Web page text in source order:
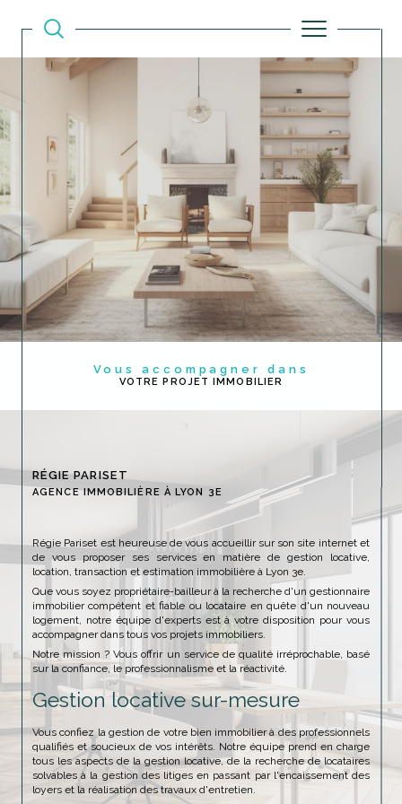
Vous accompagner dans
VOTRE PROJET IMMOBILIER
RÉGIE PARISET
AGENCE IMMOBILIÈRE À LYON 3E
Régie Pariset est heureuse de vous accueillir sur son site internet et
de vous proposer ses services en matière de gestion locative,
location, transaction et estimation immobilière à Lyon 3e.
Que vous soyez propriétaire-bailleur à la recherche d'un gestionnaire
immobilier compétent et fiable ou locataire en quête d'un nouveau
logement, notre équipe d'experts est à votre disposition pour vous
accompagner dans tous vos projets immobiliers.
Notre mission ? Vous offrir un service de qualité irréprochable, basé
sur la confiance, le professionnalisme et la réactivité.
Gestion locative sur-mesure
Vous confiez la gestion de votre bien immobilier à des professionnels
qualifiés et soucieux de vos intérêts. Notre équipe prend en charge
tous les aspects de la gestion locative, de la recherche de locataires
solvables à la gestion des litiges en passant par l'encaissement des
loyers et la réalisation des travaux d'entretien.